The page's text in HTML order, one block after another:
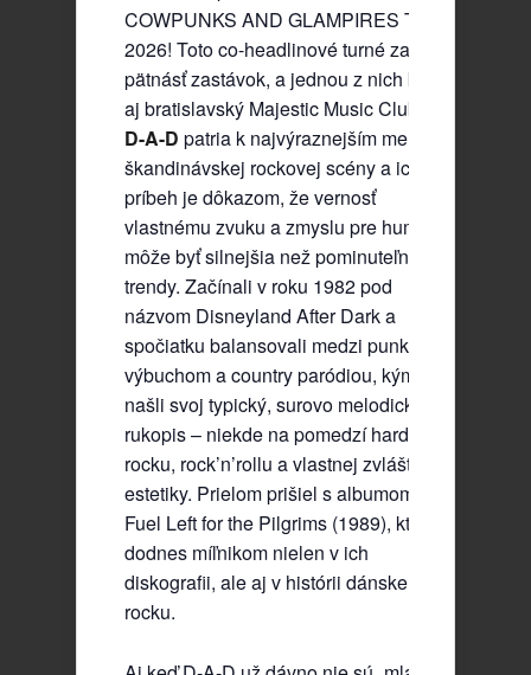
COWPUNKS AND GLAMPIRES TOUR
2026! Toto co-headlinové turné zahŕňa
pätnásť zastávok, a jednou z nich bude
aj bratislavský Majestic Music Club!
D-A-D patria k najvýraznejším menám
škandinávskej rockovej scény a ich
príbeh je dôkazom, že vernosť
vlastnému zvuku a zmyslu pre humor
môže byť silnejšia než pominuteľné
trendy. Začínali v roku 1982 pod
názvom Disneyland After Dark a
spočiatku balansovali medzi punkovým
výbuchom a country paródiou, kým si
našli svoj typický, surovo melodický
rukopis – niekde na pomedzí hard
rocku, rock’n’rollu a vlastnej zvláštnej
estetiky. Prielom prišiel s albumom No
Fuel Left for the Pilgrims (1989), ktorý je
dodnes míľnikom nielen v ich
diskografii, ale aj v histórii dánskeho
rocku.